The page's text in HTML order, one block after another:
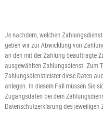
Je nachdem, welchen
geben wir zur Abwicklung von
an den mit der Zahlung beauftragte
ausgewählten Zahlungsdienst. Zum
Zahlungsdienstleister diese Daten
anlegen. In diesem Fall müssen Sie
Zugangsdaten bei dem
Datenschutzerklärung des jeweiligen